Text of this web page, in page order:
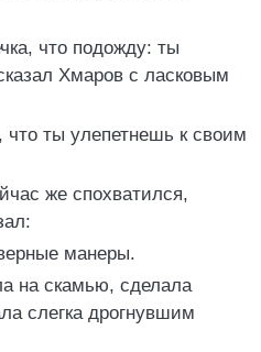
что подожду: ты
Хмаров с ласковым
ты улепетнешь к своим
же спохватился,
манеры.
на скамью, сделала
слегка дрогнувшим